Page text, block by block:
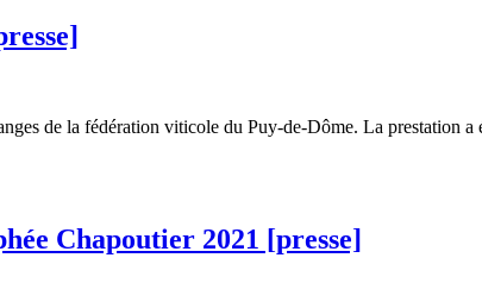
de la fédération viticole du Puy-de-Dôme. La prestation
Chapoutier 2021 [presse]